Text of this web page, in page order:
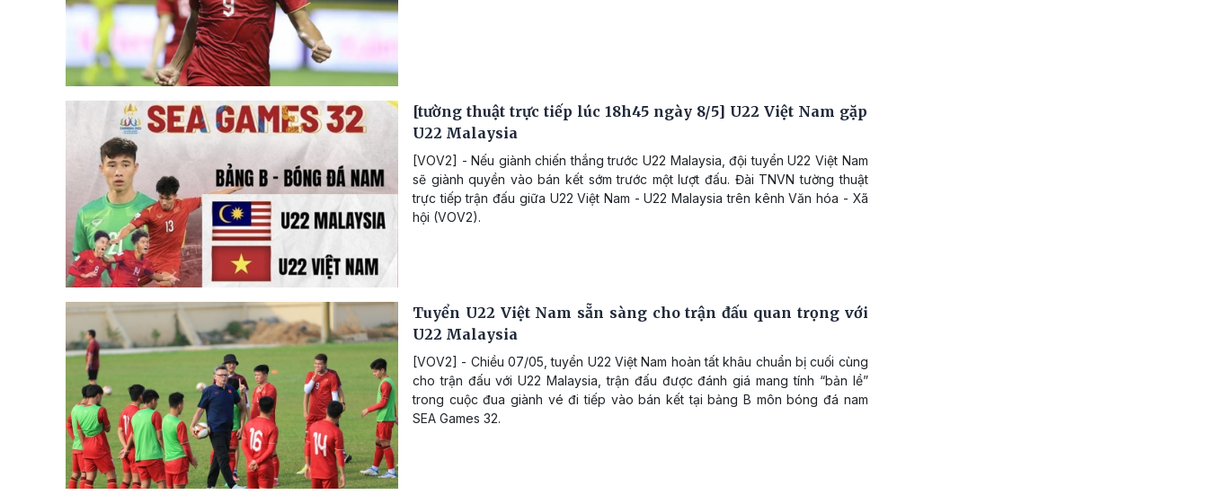
[tường thuật trực tiếp lúc 18h45 ngày 8/5] U22 Việt Nam gặp
U22 Malaysia
[VOV2] - Nếu giành chiến thắng trước U22 Malaysia, đội tuyển U22 Việt Nam
sẽ giành quyền vào bán kết sớm trước một lượt đấu. Đài TNVN tường thuật
trực tiếp trận đấu giữa U22 Việt Nam - U22 Malaysia trên kênh Văn hóa - Xã
hội (VOV2).
Tuyển U22 Việt Nam sẵn sàng cho trận đấu quan trọng với
U22 Malaysia
[VOV2] - Chiều 07/05, tuyển U22 Việt Nam hoàn tất khâu chuẩn bị cuối cùng
cho trận đấu với U22 Malaysia, trận đấu được đánh giá mang tính “bản lề”
trong cuộc đua giành vé đi tiếp vào bán kết tại bảng B môn bóng đá nam
SEA Games 32.